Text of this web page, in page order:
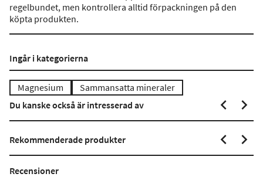
regelbundet, men kontrollera alltid förpackningen på den
köpta produkten.
Ingår i kategorierna
Magnesium
Sammansatta mineraler
Du kanske också är intresserad av
Rekommenderade produkter
Recensioner